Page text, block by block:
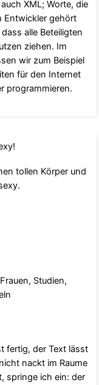
XML; Worte, die
Entwickler gehört
alle Beteiligten
ziehen. Im
wir zum Beispiel
für den Internet
programmieren.
tollen Körper und
Studien,
fertig, der Text lässt
nackt im Raume
springe ich ein: der